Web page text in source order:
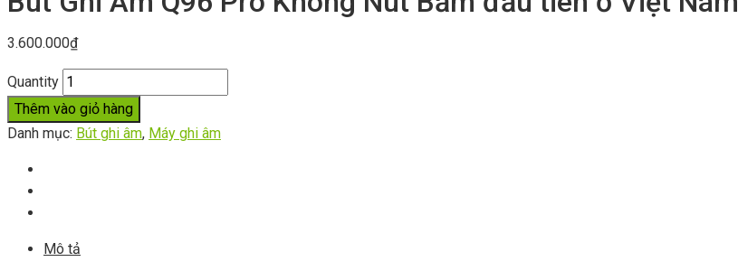
3.600.000₫
Quantity
Thêm vào giỏ hàng
Danh mục: Bút ghi âm, Máy ghi âm
Mô tả